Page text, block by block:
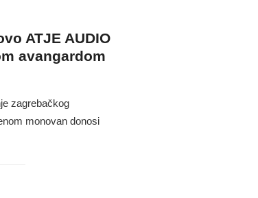
ATJE AUDIO
avangardom
zagrebačkog
monovan donosi